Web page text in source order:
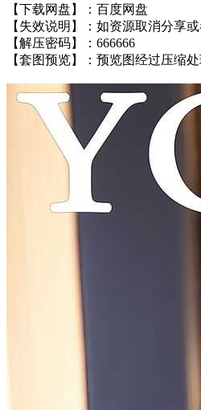
【下载网盘】：百度网盘
【失效说明】：如资源取消分享
【解压密码】：666666
【套图预览】：预览图经过压缩